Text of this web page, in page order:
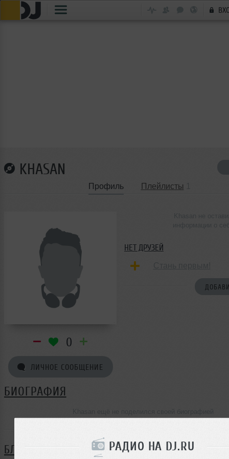
РАДИО НА DJ.RU
KHASAN
Профиль Плейлисты
0
ЛИЧНОЕ СООБЩЕНИЕ
НЕТ ДРУЗЕЙ
БИОГРАФИЯ
БЛОГ